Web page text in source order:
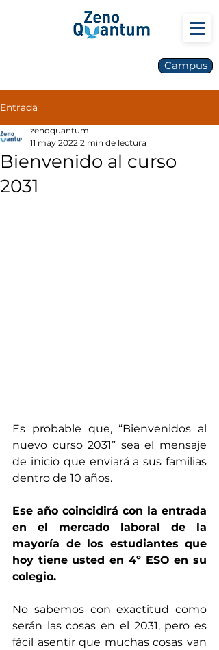
Campus
Entrada
Bienvenido al curso
2031
zenoquantum
11 may 2022 2 min de lectura
Es probable que, “Bienvenidos al
nuevo curso 2031” sea el mensaje
de inicio que enviará a sus familias
dentro de 10 años.
Ese año coincidirá con la entrada
en el mercado laboral de la
mayoría de los estudiantes que
hoy tiene usted en 4º ESO en su
colegio.
No sabemos con exactitud como
serán las cosas en el 2031, pero es
fácil asentir que muchas cosas van